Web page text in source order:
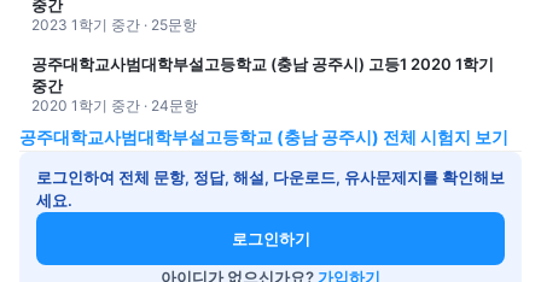
중간
2023 1학기 중간 · 25문항
공주대학교사범대학부설고등학교 (충남 공주시) 고등1 2020 1학기
중간
2020 1학기 중간 · 24문항
공주대학교사범대학부설고등학교 (충남 공주시) 전체 시험지 보기
로그인하여 전체 문항, 정답, 해설, 다운로드, 유사문제지를 확인해보
세요.
로그인하기
아이디가 없으신가요?가입하기